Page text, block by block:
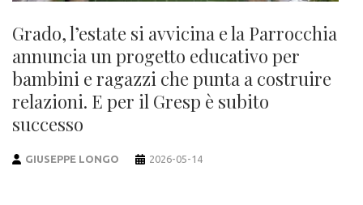
Grado, l’estate si avvicina e la Parrocchia
annuncia un progetto educativo per
bambini e ragazzi che punta a costruire
relazioni. E per il Gresp è subito
successo
GIUSEPPE LONGO 2026-05-14